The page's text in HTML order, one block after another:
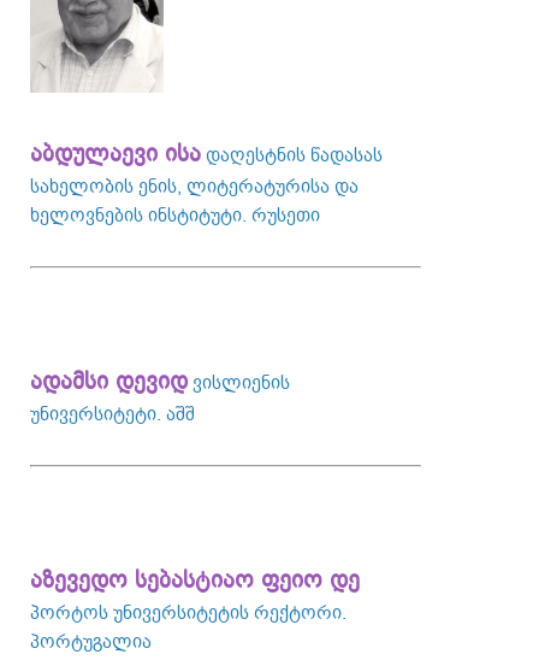
აბდულაევი ისადაღესტნის წადასას
სახელობის ენის, ლიტერატურისა და
ხელოვნების ინსტიტუტი. რუსეთი
ადამსი დევიდვისლიენის
უნივერსიტეტი. აშშ
აზევედო სებასტიაო ფეიო დე
პორტოს უნივერსიტეტის რექტორი.
პორტუგალია